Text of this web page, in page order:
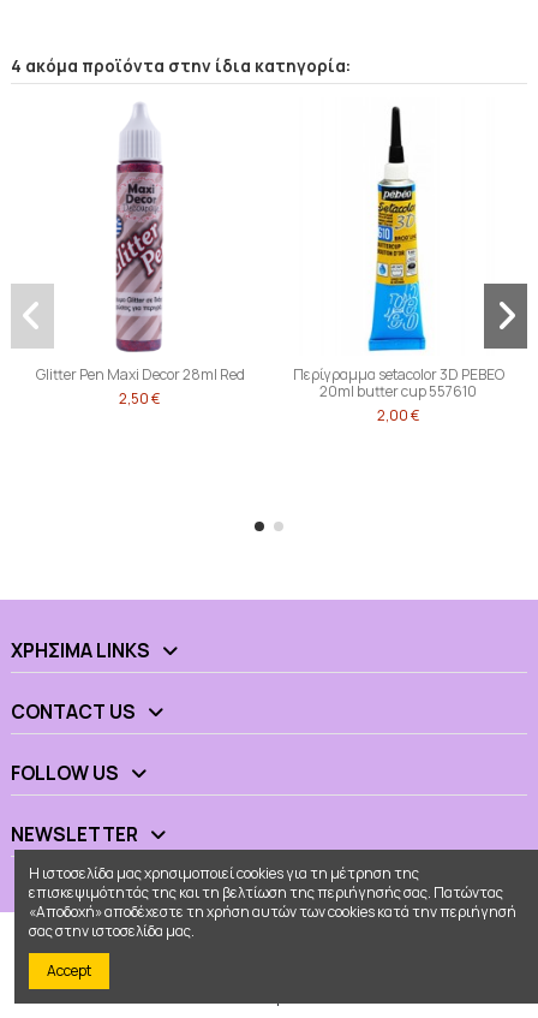
4 ακόμα προϊόντα στην ίδια κατηγορία:
Glitter Pen Maxi Decor 28ml Red
2,50 €
Περίγραμμα setacolor 3D PEBEO
20ml butter cup 557610
2,00 €
ΧΡΉΣΙΜΑ LINKS
CONTACT US
FOLLOW US
NEWSLETTER
Η ιστοσελίδα μας χρησιμοποιεί cookies για τη μέτρηση της
επισκεψιμότητάς της και τη βελτίωση της περιήγησής σας. Πατώντας
«Αποδοχή» αποδέχεστε τη χρήση αυτών των cookies κατά την περιήγησή
σας στην ιστοσελίδα μας.
Accept